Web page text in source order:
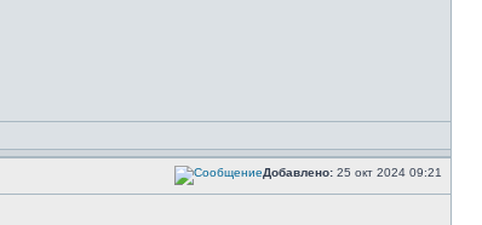
Добавлено: 25 окт 2024 09:21